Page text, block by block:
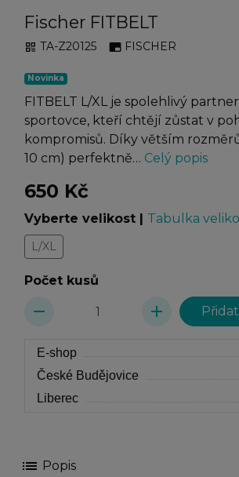
Fischer FITBELT
qr_code TA-Z20125 branding_watermark FISCHER
Novinka
FITBELT L/XL je spolehlivý
sportovce, kteří chtějí zůstat v
kompromisů. Díky větším
10 cm) perfektně… Celý popis
650 Kč
Vyberte velikost Tabulka
L/XL
Počet kusů
remove add
E-shop
České Budějovice
Liberec
list Popis